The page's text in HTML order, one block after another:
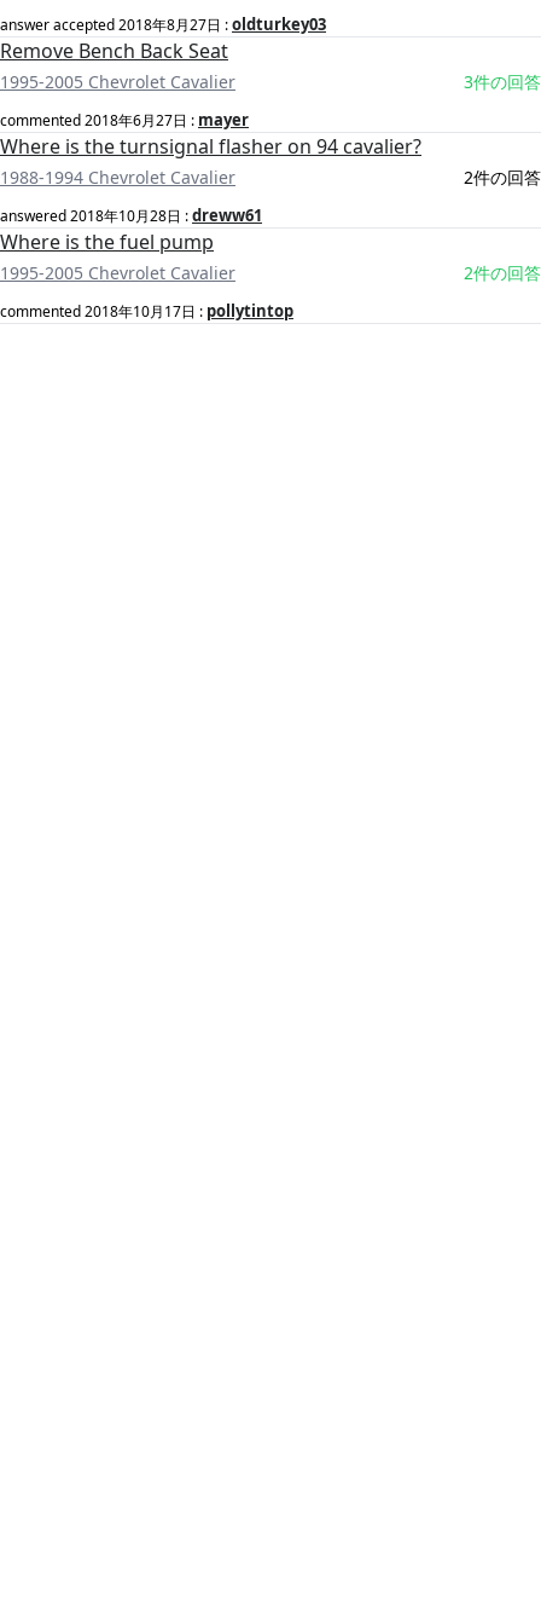
answer accepted2018年8月27日 :oldturkey03
Remove Bench Back Seat
1995-2005 Chevrolet Cavalier 3件の回答
commented2018年6月27日 : mayer
Where is the turnsignal flasher on 94 cavalier?
1988-1994 Chevrolet Cavalier 2件の回答
answered2018年10月28日 :dreww61
Where is the fuel pump
1995-2005 Chevrolet Cavalier 2件の回答
commented2018年10月17日 : pollytintop